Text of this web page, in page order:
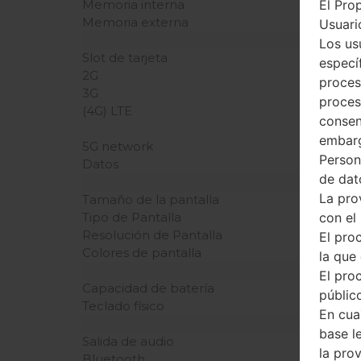
Memoria interna
Memoria externa
Slot de tarjeta
2G
3G
(4G) LTE
5G network
Datos
Tamaño de la pantalla
Tipo de Pantalla
Resolución de Pantalla
Colores de pantalla
Capacidad de batería
Teclado físico
Salida de audio
El
Los
de
La
con el
El
la que
El
En
base
la